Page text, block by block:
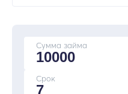
Сумма займа
Срок